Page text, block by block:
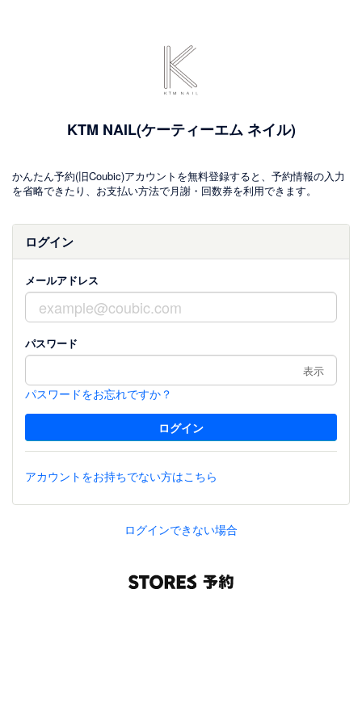
KTM NAIL(ケーティーエム ネイル)
かんたん予約(旧Coubic)アカウントを無料登録すると、予約情報の入力
を省略できたり、お支払い方法で月謝・回数券を利用できます。
ログイン
メールアドレス
パスワード
表示
パスワードをお忘れですか？
アカウントをお持ちでない方はこちら
ログインできない場合